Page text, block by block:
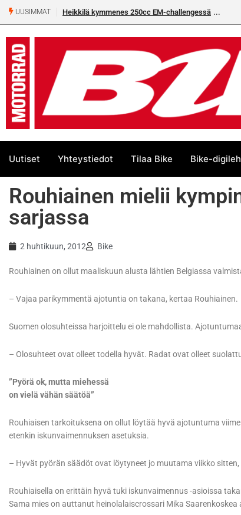
UUSIMMAT Heikkilä kymmenes 250cc EM-challengessä
Uutiset Yhteystiedot Tilaa Bike Bike-
Rouhiainen mielii
sarjassa
2 huhtikuun, 2012 Bike
Rouhiainen on ollut maaliskuun alusta lähtien Belgiassa
– Vajaa parikymmentä ajotuntia on takana, kertaa Rouhiainen.
Suomen olosuhteissa harjoittelu ei ole mahdollista.
– Olosuhteet ovat olleet todella hyvät. Radat ovat olleet
”Pyörä ok, mutta miehessä
on vielä vähän säätöä”
Rouhiaisen tarkoituksena on ollut löytää hyvä ajotuntuma
etenkin iskunvaimennuksen asetuksia.
– Hyvät pyörän säädöt ovat löytyneet jo muutama viikko
Rouhiaisella on erittäin hyvä tuki iskunvaimennus -asioissa
Sama mies on auttanut heinolalaiscrossari Mika Saarenkoskea